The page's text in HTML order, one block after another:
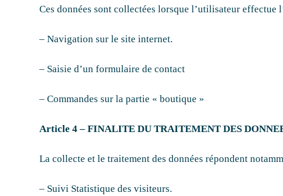
Ces données sont collectées lorsque l’utilisateur effectue
– Navigation sur le site internet.
– Saisie d’un formulaire de contact
– Commandes sur la partie « boutique »
Article 4 – FINALITE DU TRAITEMENT DES
La collecte et le traitement des données répondent
– Suivi Statistique des visiteurs.